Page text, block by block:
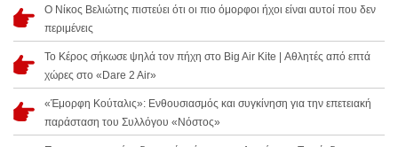
Ο Νίκος Βελιώτης πιστεύει ότι οι πιο όμορφοι ήχοι είναι αυτοί που δεν
περιμένεις
Το Κέρος σήκωσε ψηλά τον πήχη στο Big Air Kite | Αθλητές από επτά
χώρες στο «Dare 2 Air»
«Έμορφη Κούταλις»: Ενθουσιασμός και συγκίνηση για την επετειακή
παράσταση του Συλλόγου «Νόστος»